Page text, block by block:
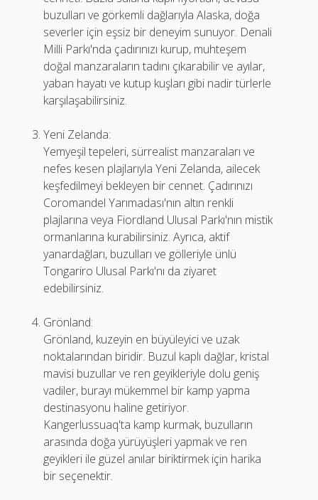
buzulları ve görkemli dağlarıyla Alaska, doğa
severler için eşsiz bir deneyim sunuyor. Denali
Milli Parkı'nda çadırınızı kurup, muhteşem
doğal manzaraların tadını çıkarabilir ve ayılar,
yaban hayatı ve kutup kuşları gibi nadir türlerle
karşılaşabilirsiniz.
Yeni Zelanda:
Yemyeşil tepeleri, sürrealist manzaraları ve
nefes kesen plajlarıyla Yeni Zelanda, ailecek
keşfedilmeyi bekleyen bir cennet. Çadırınızı
Coromandel Yarımadası'nın altın renkli
plajlarına veya Fiordland Ulusal Parkı'nın mistik
ormanlarına kurabilirsiniz. Ayrıca, aktif
yanardağları, buzulları ve gölleriyle ünlü
Tongariro Ulusal Parkı'nı da ziyaret
edebilirsiniz.
Grönland:
Grönland, kuzeyin en büyüleyici ve uzak
noktalarından biridir. Buzul kaplı dağlar, kristal
mavisi buzullar ve ren geyikleriyle dolu geniş
vadiler, burayı mükemmel bir kamp yapma
destinasyonu haline getiriyor.
Kangerlussuaq'ta kamp kurmak, buzulların
arasında doğa yürüyüşleri yapmak ve ren
geyikleri ile güzel anılar biriktirmek için harika
bir seçenektir.